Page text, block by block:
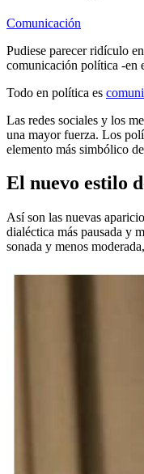
Comunicación
Pudiese parecer ridículo
comunicación política -en
Todo en política es
Las redes sociales y los
una mayor fuerza. Los
elemento más simbólico
El nuevo estilo
Así son las nuevas
dialéctica más pausada y
sonada y menos